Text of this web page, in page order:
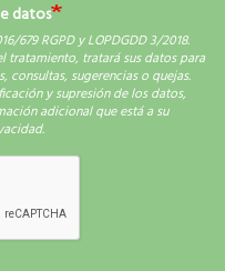
datos
679 RGPD y LOPDGDD 3/2018.
tratamiento, tratará sus datos para
consultas, sugerencias o quejas.
y supresión de los datos,
adicional que está a su